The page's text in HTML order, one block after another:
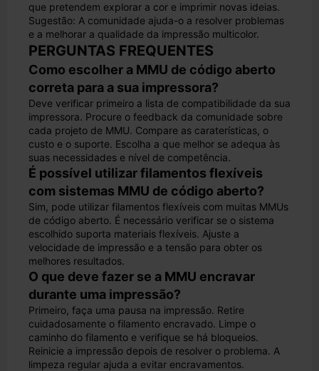
que pretendem explorar a cor e imprimir novas ideias.
Sugestão: A comunidade ajuda-o a resolver problemas
e a melhorar a qualidade da impressão multicolor.
PERGUNTAS FREQUENTES
Como escolher a MMU de código aberto
correta para a sua impressora?
Deve verificar primeiro a lista de compatibilidade da sua
impressora. Procure o feedback da comunidade sobre
cada projeto de MMU. Compare as caraterísticas, o
custo e o suporte. Escolha a que melhor se adequa às
suas necessidades e nível de competência.
É possível utilizar filamentos flexíveis
com sistemas MMU de código aberto?
Sim, pode utilizar filamentos flexíveis com muitas MMUs
de código aberto. É necessário verificar se o sistema
escolhido suporta materiais flexíveis. Ajuste a
velocidade de impressão e a tensão para obter os
melhores resultados.
O que deve fazer se a MMU encravar
durante uma impressão?
Primeiro, faça uma pausa na impressão. Retire
cuidadosamente o filamento encravado. Limpe o
caminho do filamento e verifique se há bloqueios.
Reinicie a impressão depois de resolver o problema. A
limpeza regular ajuda a evitar encravamentos.